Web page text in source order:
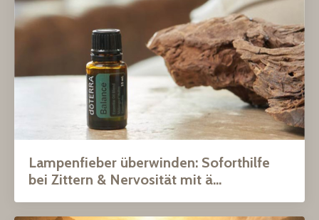
Lampenfieber überwinden: Soforthilfe
bei Zittern & Nervosität mit ä...